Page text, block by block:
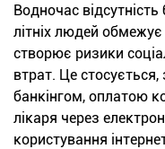
Водночас
літніх людей
створює ризики
втрат. Це
банкінгом, оплатою
лікаря через
користування